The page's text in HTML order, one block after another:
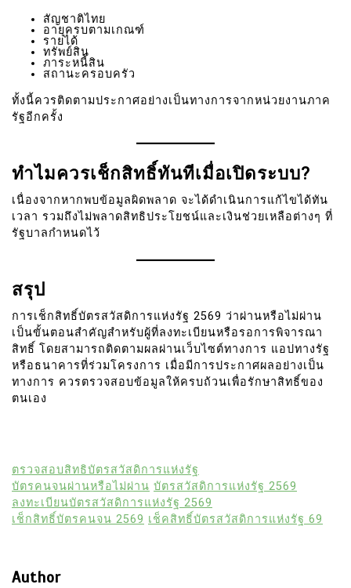
สัญชาติไทย
อายุครบตามเกณฑ์
รายได้
ทรัพย์สิน
ภาระหนี้สิน
สถานะครอบครัว
ทั้งนี้ควรติดตามประกาศอย่างเป็นทางการจากหน่วยงานภาค
รัฐอีกครั้ง
ทำไมควรเช็กสิทธิ์ทันทีเมื่อเปิดระบบ?
เนื่องจากหากพบข้อมูลผิดพลาด จะได้ดำเนินการแก้ไขได้ทัน
เวลา รวมถึงไม่พลาดสิทธิประโยชน์และเงินช่วยเหลือต่างๆ ที่
รัฐบาลกำหนดไว้
สรุป
การเช็กสิทธิ์บัตรสวัสดิการแห่งรัฐ 2569 ว่าผ่านหรือไม่ผ่าน
เป็นขั้นตอนสำคัญสำหรับผู้ที่ลงทะเบียนหรือรอการพิจารณา
สิทธิ์ โดยสามารถติดตามผลผ่านเว็บไซต์ทางการ แอปทางรัฐ
หรือธนาคารที่ร่วมโครงการ เมื่อมีการประกาศผลอย่างเป็น
ทางการ ควรตรวจสอบข้อมูลให้ครบถ้วนเพื่อรักษาสิทธิ์ของ
ตนเอง
ตรวจสอบสิทธิบัตรสวัสดิการแห่งรัฐ
บัตรคนจนผ่านหรือไม่ผ่าน บัตรสวัสดิการแห่งรัฐ 2569
ลงทะเบียนบัตรสวัสดิการแห่งรัฐ 2569
เช็กสิทธิ์บัตรคนจน 2569 เช็คสิทธิ์บัตรสวัสดิการแห่งรัฐ 69
Author